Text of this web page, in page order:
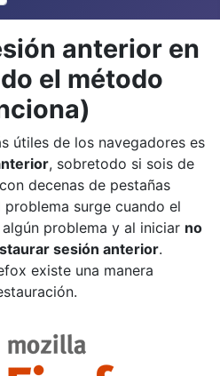
anterior en
el método
útiles de los navegadores es
, sobretodo si sois de
decenas de pestañas
surge cuando el
problema y al iniciar no
sesión anterior.
existe una manera